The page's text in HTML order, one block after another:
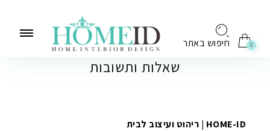
חיפוש באתר 0
שאלות ותשובות
HOME-ID | ריהוט ועיצוב לבית